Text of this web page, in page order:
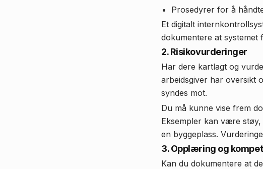
Prosedyrer for å
Et digitalt
dokumentere at systemet
2. Risikovurderinger
Har dere kartlagt og
arbeidsgiver har oversikt
syndes mot.
Du må kunne vise frem
Eksempler kan være
en byggeplass.
3. Opplæring og
Kan du dokumentere at